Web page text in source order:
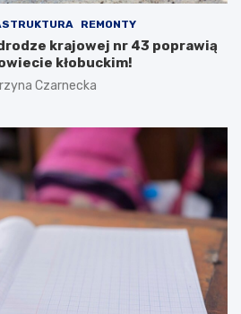
REMONTY
krajowej nr 43 poprawią
kłobuckim!
Czarnecka